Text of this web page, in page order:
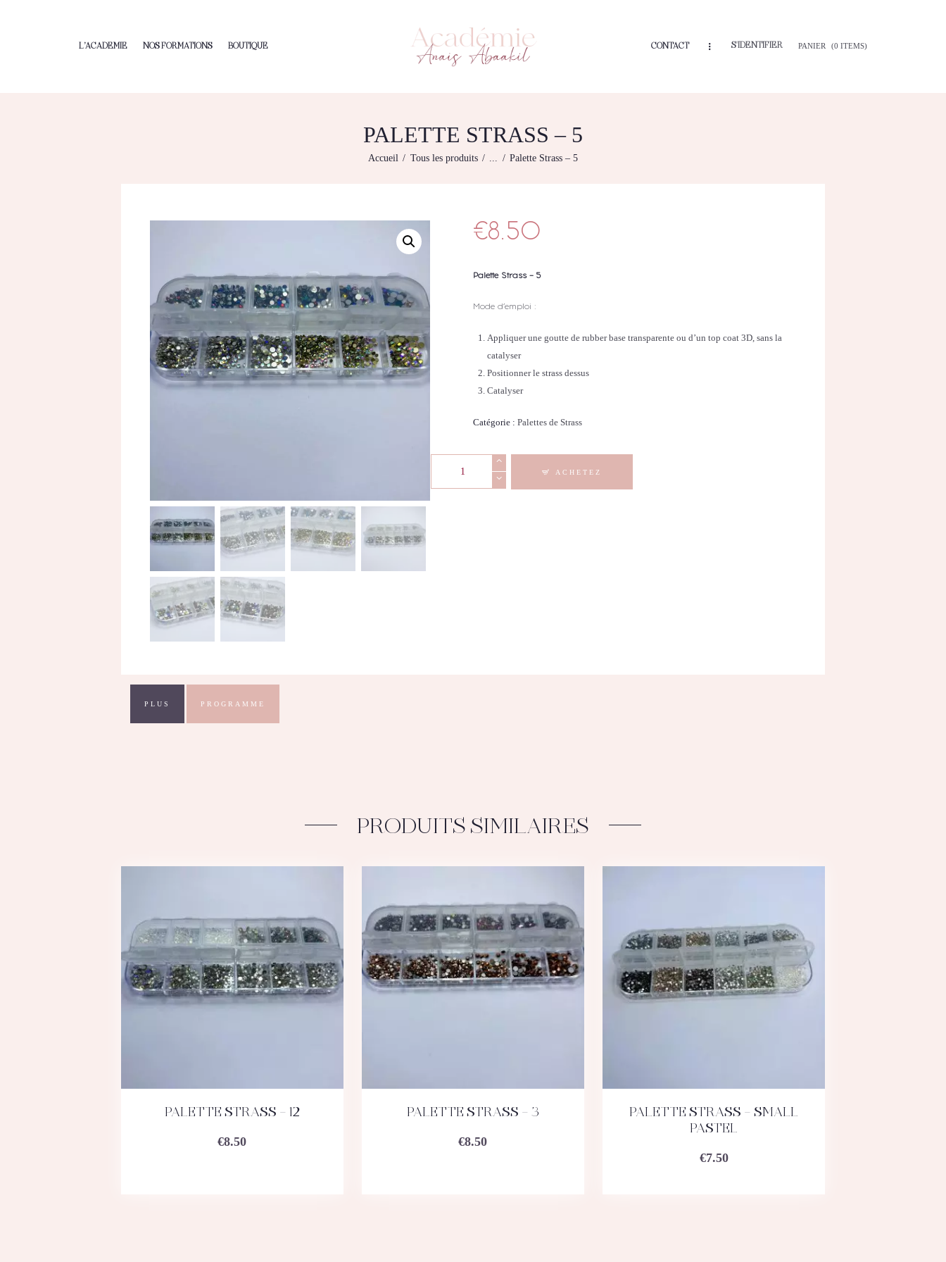
L’ACADEMIE NOS FORMATIONS BOUTIQUE CONTACT S'IDENTIFIER PANIER (0 ITEMS)
PALETTE STRASS – 5
Accueil Tous les produits Palette Strass – 5
ACADÉMIE ANAÏS ABAAKIL
Formation et shop Indigo
NOS FORMATIONS
AGENDA DE
BOUTIQUE
CONTACTEZ-NOUS
MODÈLE
€8.50
Palette Strass – 5
Mode d’emploi :
Appliquer une goutte de rubber base transparente ou d’un top coat 3D, sans la
catalyser
Positionner le strass dessus
Catalyser
Catégorie : Palettes de Strass
ACHETEZ
PLUS PROGRAMME
PRODUITS SIMILAIRES
ACHETEZ DÉTAILS
PALETTE STRASS – 12
€8.50
ACHETEZ DÉTAILS
PALETTE STRASS – 3
€8.50
ACHETEZ DÉTAILS
PALETTE STRASS – SMALL
PASTEL
€7.50